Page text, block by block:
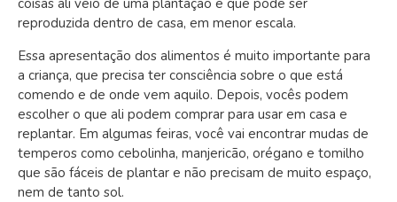
reproduzida dentro de casa, em menor escala.
Essa apresentação dos alimentos é muito importante para
a criança, que precisa ter consciência sobre o que está
comendo e de onde vem aquilo. Depois, vocês podem
escolher o que ali podem comprar para usar em casa e
replantar. Em algumas feiras, você vai encontrar mudas de
temperos como cebolinha, manjericão, orégano e tomilho
que são fáceis de plantar e não precisam de muito espaço,
nem de tanto sol.